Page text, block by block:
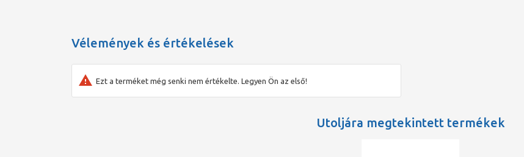
Vélemények és értékelések
Ezt a terméket még senki nem értékelte. Legyen Ön az első!
Utoljára megtekintett termékek